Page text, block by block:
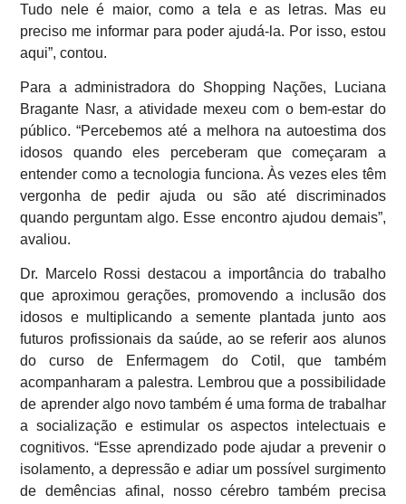
Tudo nele é maior, como a tela e as letras. Mas eu
preciso me informar para poder ajudá-la. Por isso, estou
aqui”, contou.
Para a administradora do Shopping Nações, Luciana
Bragante Nasr, a atividade mexeu com o bem-estar do
público. “Percebemos até a melhora na autoestima dos
idosos quando eles perceberam que começaram a
entender como a tecnologia funciona. Às vezes eles têm
vergonha de pedir ajuda ou são até discriminados
quando perguntam algo. Esse encontro ajudou demais”,
avaliou.
Dr. Marcelo Rossi destacou a importância do trabalho
que aproximou gerações, promovendo a inclusão dos
idosos e multiplicando a semente plantada junto aos
futuros profissionais da saúde, ao se referir aos alunos
do curso de Enfermagem do Cotil, que também
acompanharam a palestra. Lembrou que a possibilidade
de aprender algo novo também é uma forma de trabalhar
a socialização e estimular os aspectos intelectuais e
cognitivos. “Esse aprendizado pode ajudar a prevenir o
isolamento, a depressão e adiar um possível surgimento
de demências afinal, nosso cérebro também precisa